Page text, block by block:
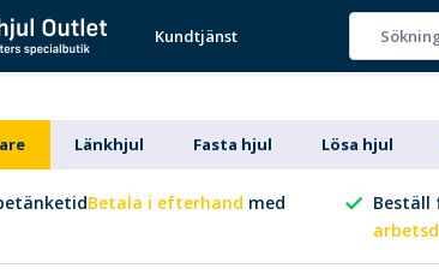
Kundtjänst
Länkhjul Fasta hjul Lösa hjul
Betala i efterhand med
Beställ